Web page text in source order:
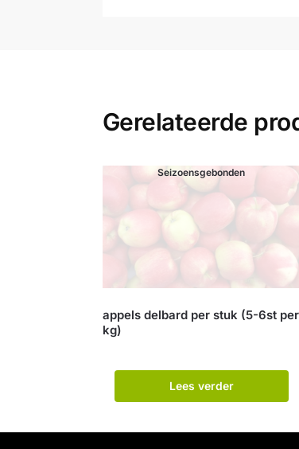
Gerelateerde
Seizoensgebonden
appels delbard per stuk (5-6st per
kg)
Lees verder